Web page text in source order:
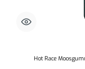
Hot Race